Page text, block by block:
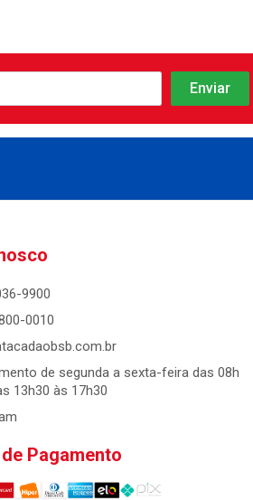
9900
0010
de segunda a sexta-feira das 08h
13h30 às 17h30
Pagamento